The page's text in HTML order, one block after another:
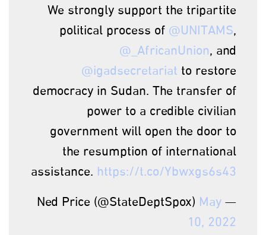
We strongly support the tripartite
political process of@UNITAMS,
@_AfricanUnion, and
@igadsecretariatto restore
democracy in Sudan. The transfer of
power to a credible civilian
government will open the door to
the resumption of international
assistance. https://t.co/Ybwxgs6s43
— Ned Price (@StateDeptSpox)
May
10, 2022